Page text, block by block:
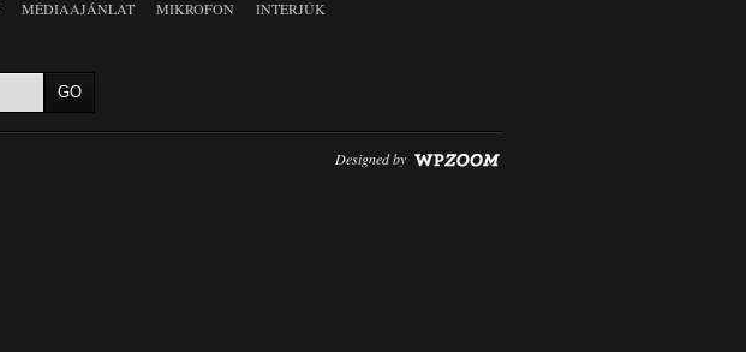
MÉDIAAJÁNLAT MIKROFON INTERJÚK
Designed by